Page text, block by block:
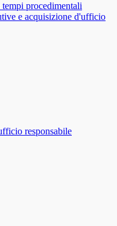
procedimentali
e acquisizione d'ufficio
responsabile